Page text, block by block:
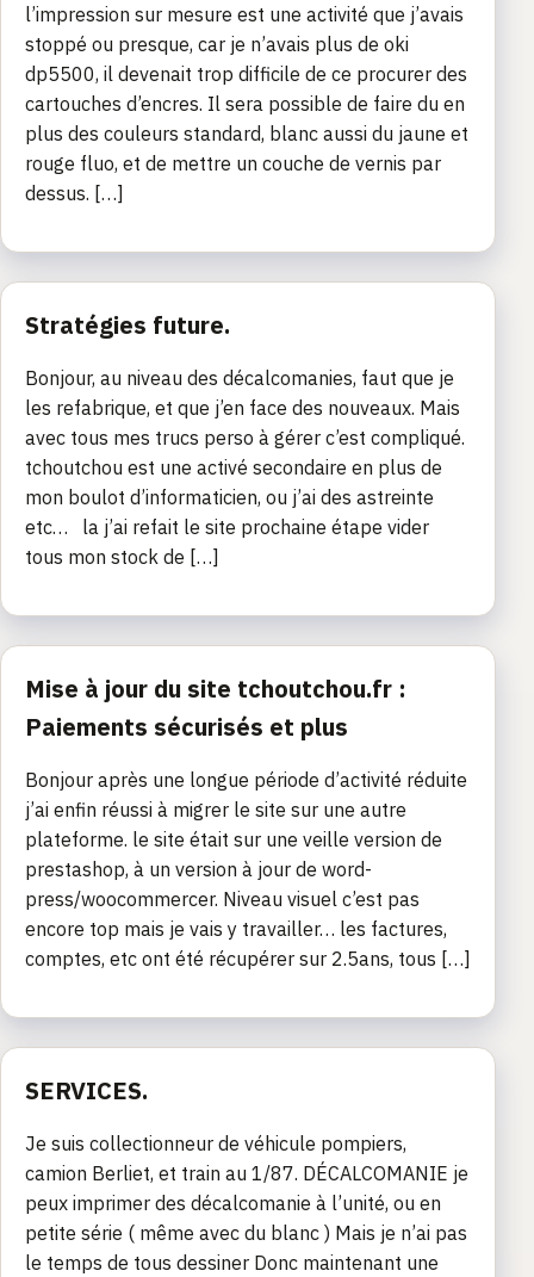
l’impression sur mesure est une activité que j’avais
stoppé ou presque, car je n’avais plus de oki
dp5500, il devenait trop difficile de ce procurer des
cartouches d’encres. Il sera possible de faire du en
plus des couleurs standard, blanc aussi du jaune et
rouge fluo, et de mettre un couche de vernis par
dessus. […]
Stratégies future.
Bonjour, au niveau des décalcomanies, faut que je
les refabrique, et que j’en face des nouveaux. Mais
avec tous mes trucs perso à gérer c’est compliqué.
tchoutchou est une activé secondaire en plus de
mon boulot d’informaticien, ou j’ai des astreinte
etc… la j’ai refait le site prochaine étape vider
tous mon stock de […]
Mise à jour du site tchoutchou.fr :
Paiements sécurisés et plus
Bonjour après une longue période d’activité réduite
j’ai enfin réussi à migrer le site sur une autre
plateforme. le site était sur une veille version de
prestashop, à un version à jour de word-
press/woocommercer. Niveau visuel c’est pas
encore top mais je vais y travailler… les factures,
comptes, etc ont été récupérer sur 2.5ans, tous […]
SERVICES.
Je suis collectionneur de véhicule pompiers,
camion Berliet, et train au 1/87. DÉCALCOMANIE je
peux imprimer des décalcomanie à l’unité, ou en
petite série ( même avec du blanc ) Mais je n’ai pas
le temps de tous dessiner Donc maintenant une